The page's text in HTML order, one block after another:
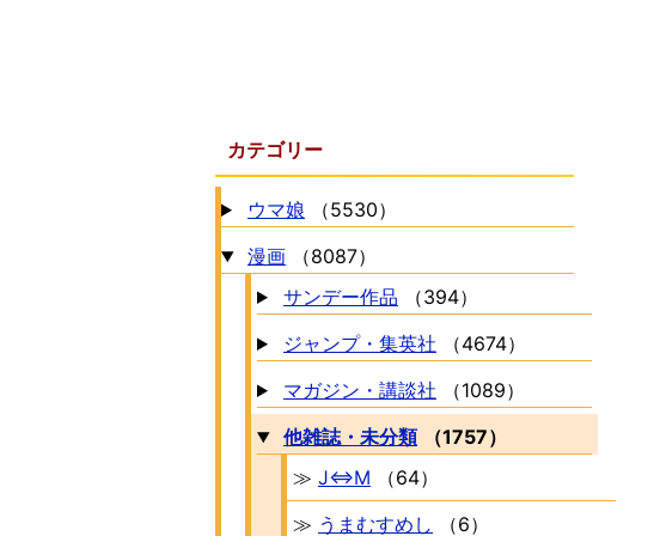
カテゴリー
ウマ娘
（5530）
漫画
（8087）
サンデー作品
（394）
ジャンプ・集英社
（4674）
マガジン・講談社
（1089）
他雑誌・未分類
（1757）
≫ J⇔M
（64）
≫ うまむすめし （6）